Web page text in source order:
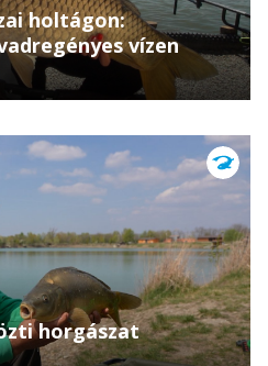
holtágon:
vízen
horgászat